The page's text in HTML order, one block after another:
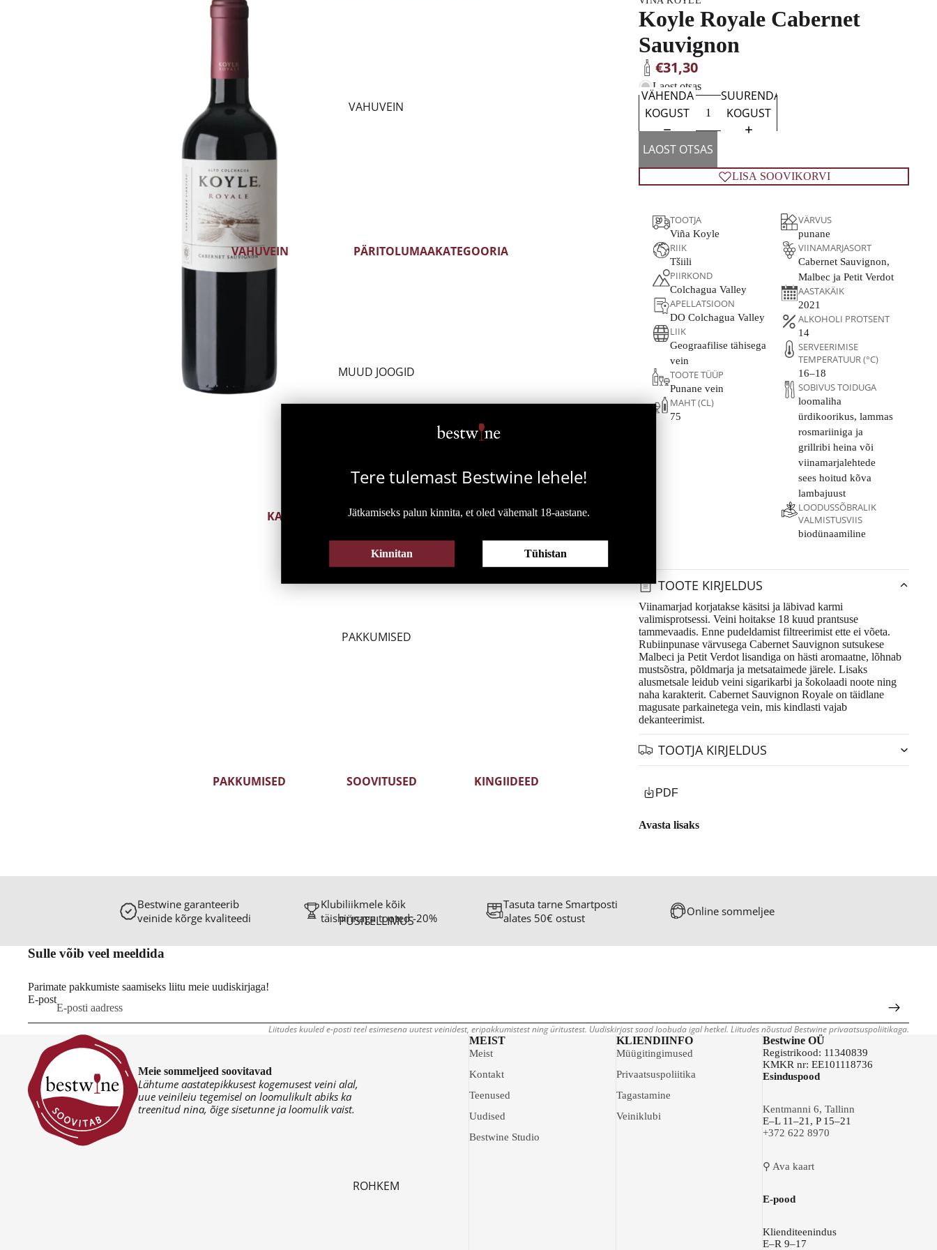
VALGE VEIN
PUNANE VEIN
ALKOHOLIVABA VEIN
KANGESTATUD VEIN
DESSERTVEIN
VAHUVEIN
VAHUVEIN
ŠAMPANJA
MUU TRAD. MEETOD
MUU VAHUVEIN
PÄRITOLUMAA
ARGENTIINA
KATEGOORIA
MUUD JOOGID
KANGE
BRÄNDI
LAHJA
KOKTEIL
ALKOHOLIVABA
ALKOHOLIVABA VEIN
ALKOHOLIVABA VAHUVEIN
ALKOHOLIVABA KOKTEIL
PAKKUMISED
PAKKUMISED SOOVITUSED KINGIIDEED
PÜSITELLIMUS
ROHKEM
Koyle Royale Cabernet
Sauvignon
€31,30
Laost otsas
VÄHENDA
KOGUST
SUURENDA
KOGUST
LAOST OTSAS
LISA SOOVIKORVI
TOOTJA
Viña Koyle
RIIK
Tšiili
PIIRKOND
Colchagua Valley
APELLATSIOON
DO Colchagua Valley
LIIK
Geograafilise tähisega
vein
TOOTE TÜÜP
Punane vein
MAHT (CL)
75
VÄRVUS
punane
VIINAMARJASORT
Cabernet Sauvignon,
Malbec ja Petit Verdot
AASTAKÄIK
2021
ALKOHOLI PROTSENT
14
SERVEERIMISE
TEMPERATUUR (°C)
16–18
SOBIVUS TOIDUGA
loomaliha
ürdikoorikus, lammas
rosmariiniga ja
grillribi ​heina või
viinamarjalehtede
sees hoitud kõva
lambajuust
LOODUSSÕBRALIK
VALMISTUSVIIS
biodünaamiline
TOOTE KIRJELDUS
Viinamarjad korjatakse käsitsi ja läbivad karmi
valimisprotsessi. Veini hoitakse 18 kuud prantsuse
tammevaadis. Enne pudeldamist filtreerimist ette ei võeta.
Rubiinpunase värvusega Cabernet Sauvignon sutsukese
Malbeci ja Petit Verdot lisandiga on hästi aromaatne, lõhnab
mustsõstra, põldmarja ja metsataimede järele. Lisaks
alusmetsale leidub veini sigarikarbi ja šokolaadi noote ning
naha karakterit. Cabernet Sauvignon Royale on täidlane
magusate parkainetega vein, mis kindlasti vajab
dekanteerimist.
TOOTJA KIRJELDUS
PDF
Avasta lisaks
Bestwine garanteerib
veinide kõrge kvaliteedi
Klubiliikmele kõik
täishinnaga tooted -20%
Tasuta tarne Smartposti
alates 50€ ostust
Online sommeljee
Sulle võib veel meeldida
Parimate pakkumiste saamiseks liitu meie uudiskirjaga!
E-post
Liitudes kuuled e-posti teel esimesena uutest veinidest, eripakkumistest ning üritustest. Uudiskirjast saad loobuda igal hetkel. Liitudes nõustud Bestwine privaatsuspoliitikaga.
Meie sommeljeed soovitavad
Lähtume aastatepikkusest kogemusest veini alal,
uue veinileiu tegemisel on loomulikult abiks ka
treenitud nina, õige sisetunne ja loomulik vaist.
MEIST
Meist
Kontakt
Teenused
Uudised
Bestwine Studio
KLIENDIINFO
Müügitingimused
Privaatsuspoliitika
Tagastamine
Veiniklubi
Bestwine OÜ
Registrikood: 11340839
KMKR nr: EE101118736
Esinduspood
Kentmanni 6, Tallinn
E–L 11–21, P 15–21
+372 622 8970
⚲ Ava kaart
E-pood
Klienditeenindus
E–R 9–17
Tere tulemast Bestwinelehele!
Jätkamiseks palun kinnita, et oled vähemalt 18-aastane.
Kinnitan Tühistan